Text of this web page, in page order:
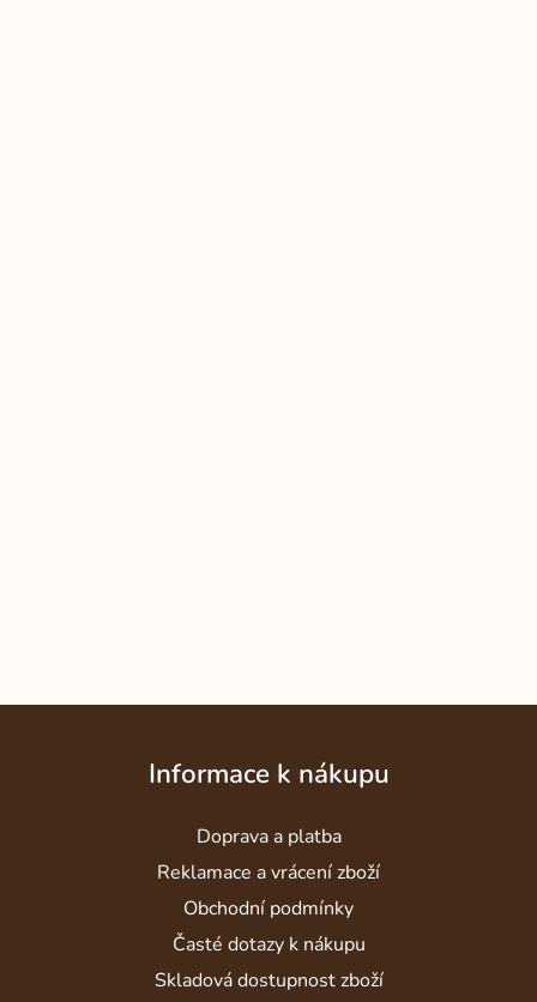
Informace k nákupu
Doprava a platba
Reklamace a vrácení zboží
Obchodní podmínky
Časté dotazy k nákupu
Skladová dostupnost zboží